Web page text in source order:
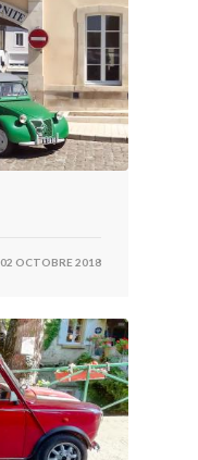
02 OCTOBRE 2018